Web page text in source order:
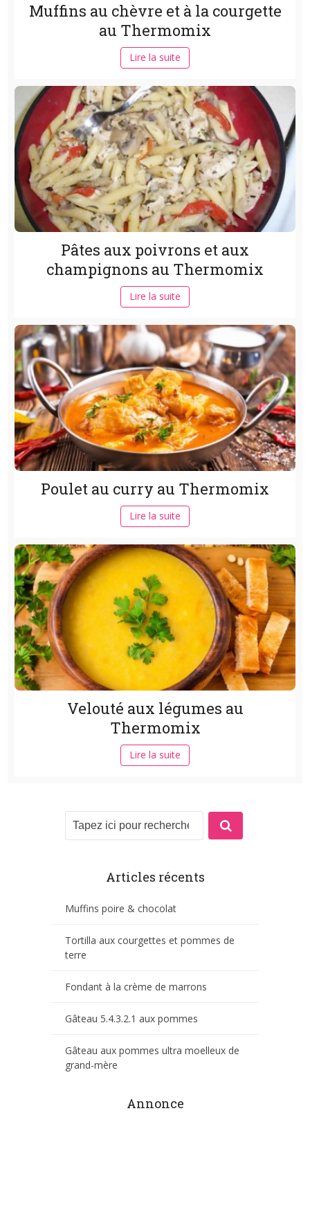
Muffins au chèvre et à la courgette
au Thermomix
Lire la suite
Pâtes aux poivrons et aux
champignons au Thermomix
Lire la suite
Poulet au curry au Thermomix
Lire la suite
Velouté aux légumes au
Thermomix
Lire la suite
Articles récents
Muffins poire & chocolat
Tortilla aux courgettes et pommes de
terre
Fondant à la crème de marrons
Gâteau 5.4.3.2.1 aux pommes
Gâteau aux pommes ultra moelleux de
grand-mère
Annonce